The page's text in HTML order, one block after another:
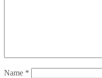
Name *